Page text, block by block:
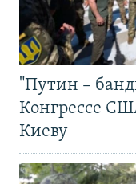
"Путин –
Конгрессе
Киеву